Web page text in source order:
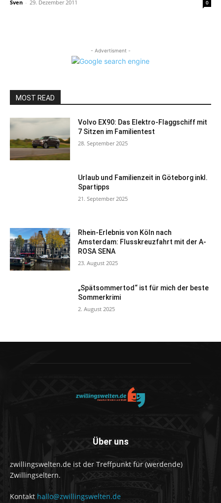
Sven - 29. Dezember 2011 0
- Advertisment -
MOST READ
Volvo EX90: Das Elektro-Flaggschiff mit
7 Sitzen im Familientest
28. September 2025
Urlaub und Familienzeit in Göteborg inkl.
Spartipps
21. September 2025
Rhein-Erlebnis von Köln nach
Amsterdam: Flusskreuzfahrt mit der A-
ROSA SENA
23. August 2025
„Spätsommertod“ ist für mich der beste
Sommerkrimi
2. August 2025
Über uns
zwillingswelten.de ist der Treffpunkt für (werdende)
Zwillingseltern.
Kontakt hallo@zwillingswelten.de